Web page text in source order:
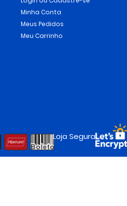
Minha Conta
Meus Pedidos
Meu Carrinho
Loja Segura